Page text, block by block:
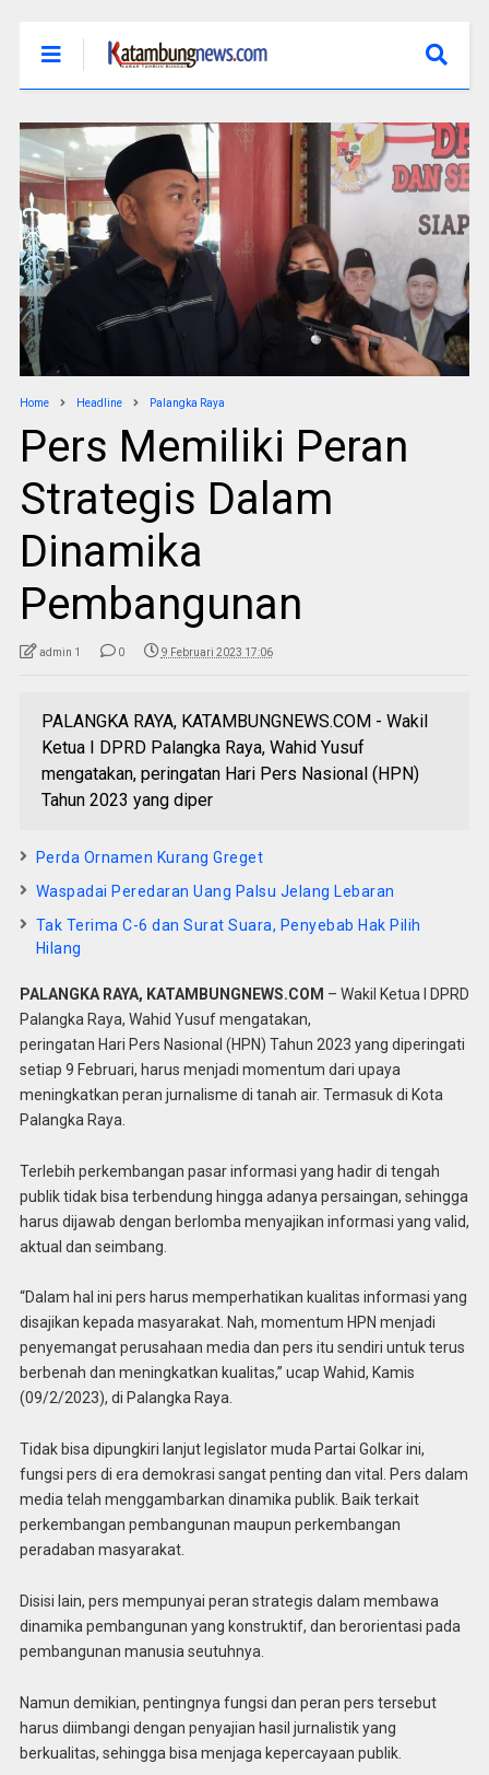
Home Headline Palangka Raya
Pers Memiliki Peran
Strategis Dalam
Dinamika
Pembangunan
admin 1 0 9 Februari 2023 17:06
PALANGKA RAYA, KATAMBUNGNEWS.COM - Wakil
Ketua I DPRD Palangka Raya, Wahid Yusuf
mengatakan, peringatan Hari Pers Nasional (HPN)
Tahun 2023 yang diper
Perda Ornamen Kurang Greget
Waspadai Peredaran Uang Palsu Jelang Lebaran
Tak Terima C-6 dan Surat Suara, Penyebab Hak Pilih
Hilang
PALANGKA RAYA, KATAMBUNGNEWS.COM – Wakil Ketua I DPRD
Palangka Raya, Wahid Yusuf mengatakan,
peringatan Hari Pers Nasional (HPN) Tahun 2023 yang diperingati
setiap 9 Februari, harus menjadi momentum dari upaya
meningkatkan peran jurnalisme di tanah air. Termasuk di Kota
Palangka Raya.
Terlebih perkembangan pasar informasi yang hadir di tengah
publik tidak bisa terbendung hingga adanya persaingan, sehingga
harus dijawab dengan berlomba menyajikan informasi yang valid,
aktual dan seimbang.
“Dalam hal ini pers harus memperhatikan kualitas informasi yang
disajikan kepada masyarakat. Nah, momentum HPN menjadi
penyemangat perusahaan media dan pers itu sendiri untuk terus
berbenah dan meningkatkan kualitas,” ucap Wahid, Kamis
(09/2/2023), di Palangka Raya.
Tidak bisa dipungkiri lanjut legislator muda Partai Golkar ini,
fungsi pers di era demokrasi sangat penting dan vital. Pers dalam
media telah menggambarkan dinamika publik. Baik terkait
perkembangan pembangunan maupun perkembangan
peradaban masyarakat.
Disisi lain, pers mempunyai peran strategis dalam membawa
dinamika pembangunan yang konstruktif, dan berorientasi pada
pembangunan manusia seutuhnya.
Namun demikian, pentingnya fungsi dan peran pers tersebut
harus diimbangi dengan penyajian hasil jurnalistik yang
berkualitas, sehingga bisa menjaga kepercayaan publik.